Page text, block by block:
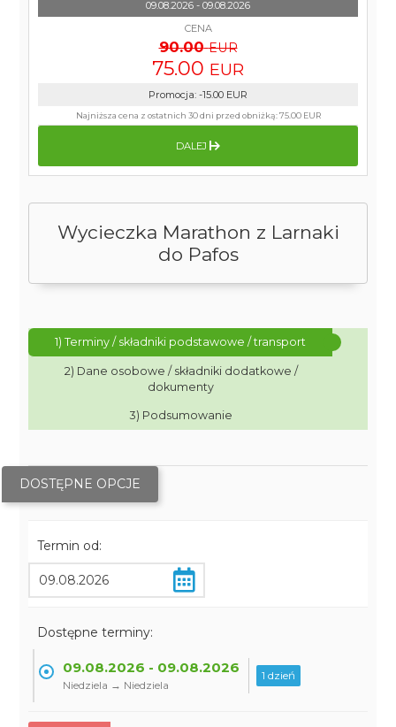
Wycieczka Marathon z Larnaki
do Pafos
1) Terminy / składniki podstawowe / transport
2) Dane osobowe / składniki dodatkowe /
dokumenty
3) Podsumowanie
DOSTĘPNE OPCJE
Termin od:
Dostępne terminy:
09.08.2026 - 09.08.2026
Niedziela → Niedziela
1 dzień
09.08.2026 - 09.08.2026
CENA
90.00 EUR
75.00 EUR
Promocja: -15.00 EUR
Najniższa cena z ostatnich 30 dni przed obniżką:75.00 EUR
DALEJ